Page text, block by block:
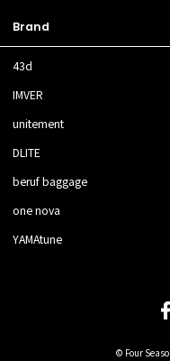
Brand
43d
IMVER
unitement
DLITE
beruf baggage
one nova
YAMAtune
© Four